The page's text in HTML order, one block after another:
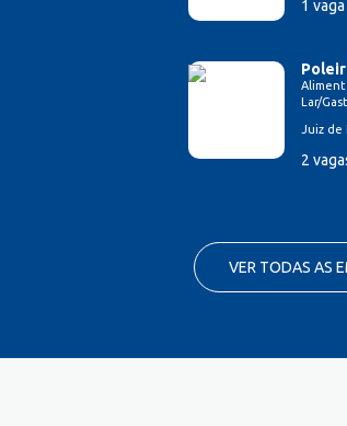
1
Lar/
Juiz de
2
VER TODAS AS